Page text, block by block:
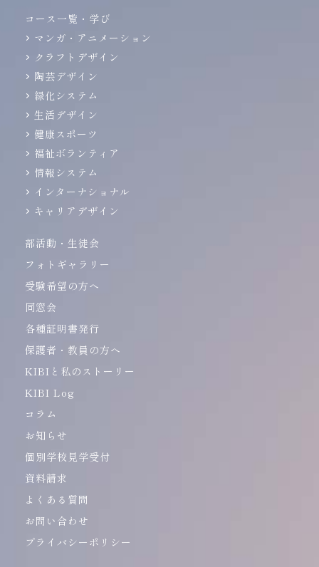
コース一覧・学び
マンガ・アニメーション
クラフトデザイン
陶芸デザイン
緑化システム
生活デザイン
健康スポーツ
福祉ボランティア
情報システム
インターナショナル
キャリアデザイン
部活動・生徒会
フォトギャラリー
受験希望の方へ
同窓会
各種証明書発行
保護者・教員の方へ
KIBIと私のストーリー
KIBI Log
コラム
お知らせ
個別学校見学受付
資料請求
よくある質問
お問い合わせ
プライバシーポリシー